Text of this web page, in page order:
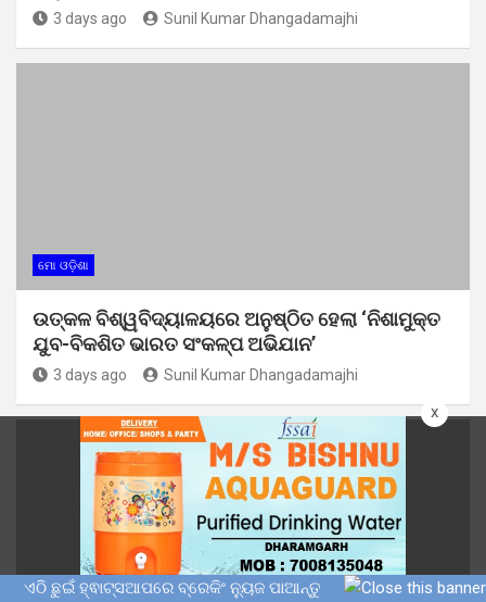
x
3 days ago Sunil Kumar Dhangadamajhi
ମୋ ଓଡ଼ିଶା
ଉତ୍କଳ ବିଶ୍ୱବିଦ୍ୟାଳୟରେ ଅନୁଷ୍ଠିତ ହେଲା ‘ନିଶାମୁକ୍ତ
ଯୁବ-ବିକଶିତ ଭାରତ ସଂକଳ୍ପ ଅଭିଯାନ’
3 days ago Sunil Kumar Dhangadamajhi
ଏଠି ଛୁଇଁ ହ୍ଵାଟ୍ସଆପରେ ବ୍ରେକିଂ ନ୍ୟୁଜ ପାଆନ୍ତୁ